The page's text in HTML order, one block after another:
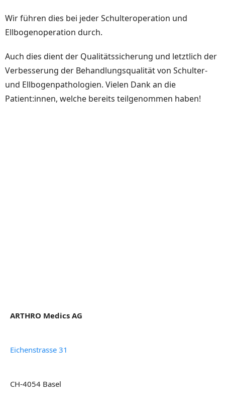
Wir führen dies bei jeder Schulteroperation und
Ellbogenoperation durch.
Auch dies dient der Qualitätssicherung und letztlich der
Verbesserung der Behandlungsqualität von Schulter-
und Ellbogenpathologien. Vielen Dank an die
Patient:innen, welche bereits teilgenommen haben!
ARTHRO Medics AG
Eichenstrasse 31
CH-4054 Basel